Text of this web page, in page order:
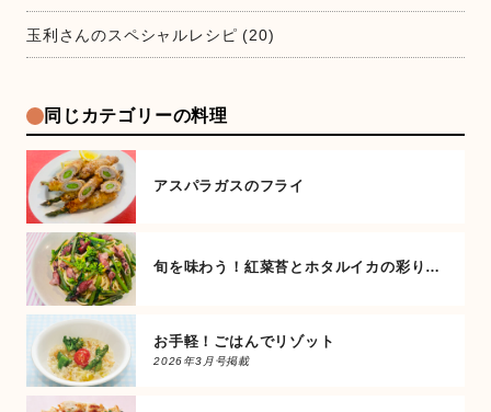
玉利さんのスペシャルレシピ(20)
同じカテゴリーの料理
アスパラガスのフライ
旬を味わう！紅菜苔とホタルイカの彩りパスタ
お手軽！ごはんでリゾット
2026年3月号掲載